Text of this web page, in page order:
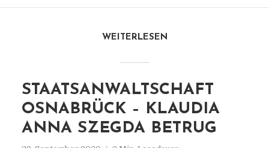
WEITERLESEN
STAATSANWALTSCHAFT
OSNABRÜCK – KLAUDIA
ANNA SZEGDA BETRUG